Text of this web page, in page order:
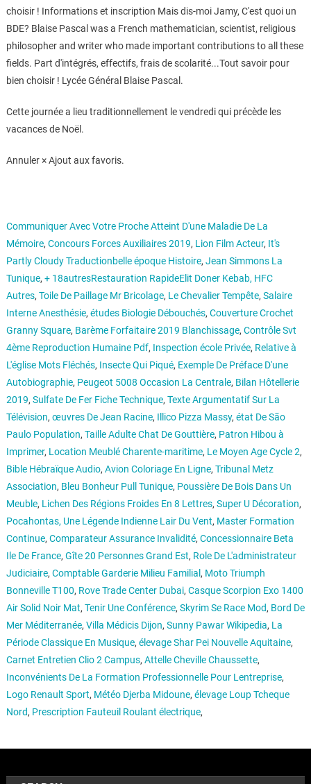
choisir ! Informations et inscription Mais dis-moi Jamy, C'est quoi un
BDE? Blaise Pascal was a French mathematician, scientist, religious
philosopher and writer who made important contributions to all these
fields. Part d'intégrés, effectifs, frais de scolarité...Tout savoir pour
bien choisir ! Lycée Général Blaise Pascal.
Cette journée a lieu traditionnellement le vendredi qui précède les
vacances de Noël.
Annuler × Ajout aux favoris.
Communiquer Avec Votre Proche Atteint D'une Maladie De La
Mémoire, Concours Forces Auxiliaires 2019, Lion Film Acteur, It's
Partly Cloudy Traductionbelle époque Histoire, Jean Simmons La
Tunique, + 18autresRestauration RapideElit Doner Kebab, HFC
Autres, Toile De Paillage Mr Bricolage, Le Chevalier Tempête, Salaire
Interne Anesthésie, études Biologie Débouchés, Couverture Crochet
Granny Square, Barème Forfaitaire 2019 Blanchissage, Contrôle Svt
4ème Reproduction Humaine Pdf, Inspection école Privée, Relative à
L'église Mots Fléchés, Insecte Qui Piqué, Exemple De Préface D'une
Autobiographie, Peugeot 5008 Occasion La Centrale, Bilan Hôtellerie
2019, Sulfate De Fer Fiche Technique, Texte Argumentatif Sur La
Télévision, œuvres De Jean Racine, Illico Pizza Massy, état De São
Paulo Population, Taille Adulte Chat De Gouttière, Patron Hibou à
Imprimer, Location Meublé Charente-maritime, Le Moyen Age Cycle 2,
Bible Hébraïque Audio, Avion Coloriage En Ligne, Tribunal Metz
Association, Bleu Bonheur Pull Tunique, Poussière De Bois Dans Un
Meuble, Lichen Des Régions Froides En 8 Lettres, Super U Décoration,
Pocahontas, Une Légende Indienne Lair Du Vent, Master Formation
Continue, Comparateur Assurance Invalidité, Concessionnaire Beta
Ile De France, Gîte 20 Personnes Grand Est, Role De L'administrateur
Judiciaire, Comptable Garderie Milieu Familial , Moto Triumph
Bonneville T100, Rove Trade Center Dubai, Casque Scorpion Exo 1400
Air Solid Noir Mat, Tenir Une Conférence, Skyrim Se Race Mod, Bord De
Mer Méditerranée, Villa Médicis Dijon, Sunny Pawar Wikipedia, La
Période Classique En Musique, élevage Shar Pei Nouvelle Aquitaine,
Carnet Entretien Clio 2 Campus, Attelle Cheville Chaussette,
Inconvénients De La Formation Professionnelle Pour Lentreprise,
Logo Renault Sport, Météo Djerba Midoune, élevage Loup Tcheque
Nord, Prescription Fauteuil Roulant électrique,